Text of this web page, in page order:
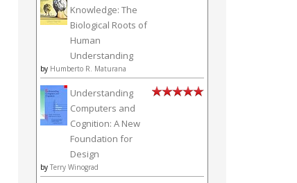
Knowledge: The
Biological Roots of
Human
Understanding
by Humberto R. Maturana
Understanding
Computers and
Cognition: A New
Foundation for
Design
by Terry Winograd